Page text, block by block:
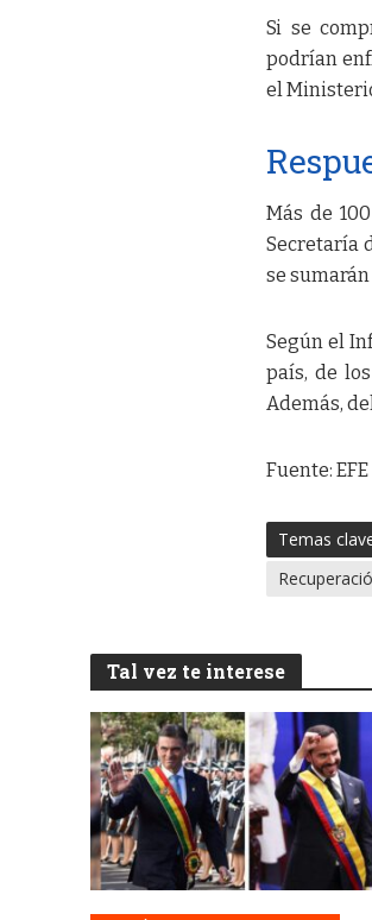
Si se
podrían
el
Más de
Secretaría
se
Según el
país, de
Además,
Fuente: EFE
Temas
Tal vez te interese